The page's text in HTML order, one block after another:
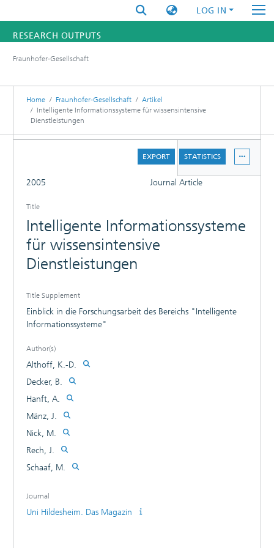
LOG IN
RESEARCH OUTPUTS
RESEARCHERS
INSTITUTES
Fraunhofer-Gesellschaft
Home Fraunhofer-Gesellschaft
Artikel
Intelligente Informationssysteme für wissensintensive
Dienstleistungen
EXPORT STATISTICS
2005 Journal Article
Title
Intelligente Informationssysteme
für wissensintensive
Dienstleistungen
Title Supplement
Einblick in die Forschungsarbeit des Bereichs "Intelligente
Informationssysteme"
Author(s)
Althoff, K.-D.
Decker, B.
Hanft, A.
Mänz, J.
Nick, M.
Rech, J.
Schaaf, M.
Journal
Uni Hildesheim. Das Magazin